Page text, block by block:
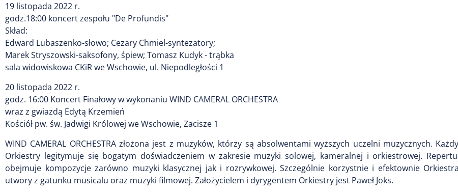
19 listopada 2022 r.
godz.18:00 koncert zespołu "De Profundis"
Skład:
Edward Lubaszenko-słowo; Cezary Chmiel-syntezatory;
Marek Stryszowski-saksofony, śpiew; Tomasz Kudyk - trąbka
sala widowiskowa CKiR we Wschowie, ul. Niepodległości 1
20 listopada 2022 r.
godz. 16:00 Koncert Finałowy w wykonaniu WIND CAMERAL ORCHESTRA
wraz z gwiazdą Edytą Krzemień
Kościół pw. św. Jadwigi Królowej we Wschowie, Zacisze 1
WIND CAMERAL ORCHESTRA złożona jest z muzyków, którzy są absolwentami wyższych uczelni muzycznych.
Orkiestry legitymuje się bogatym doświadczeniem w zakresie muzyki solowej, kameralnej i orkiestrowej.
obejmuje kompozycje zarówno muzyki klasycznej jak i rozrywkowej. Szczególnie korzystnie i efektownie
utwory z gatunku musicalu oraz muzyki filmowej. Założycielem i dyrygentem Orkiestry jest Paweł Joks.